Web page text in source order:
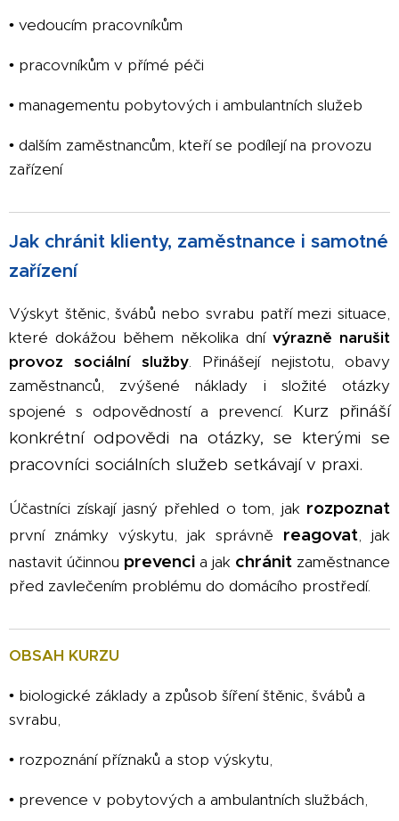
• vedoucím pracovníkům
• pracovníkům v přímé péči
• managementu pobytových i ambulantních služeb
• dalším zaměstnancům, kteří se podílejí na provozu
zařízení
Jak chránit klienty, zaměstnance i samotné
zařízení
Výskyt štěnic, švábů nebo svrabu patří mezi situace,
které dokážou během několika dní výrazně narušit
provoz sociální služby. Přinášejí nejistotu, obavy
zaměstnanců, zvýšené náklady i složité otázky
spojené s odpovědností a prevencí. Kurz přináší
konkrétní odpovědi na otázky, se kterými se
pracovníci sociálních služeb setkávají v praxi.
Účastníci získají jasný přehled o tom, jak rozpoznat
první známky výskytu, jak správně reagovat, jak
nastavit účinnou prevenci a jak chránit zaměstnance
před zavlečením problému do domácího prostředí.
OBSAH KURZU
• biologické základy a způsob šíření štěnic, švábů a
svrabu,
• rozpoznání příznaků a stop výskytu,
• prevence v pobytových a ambulantních službách,